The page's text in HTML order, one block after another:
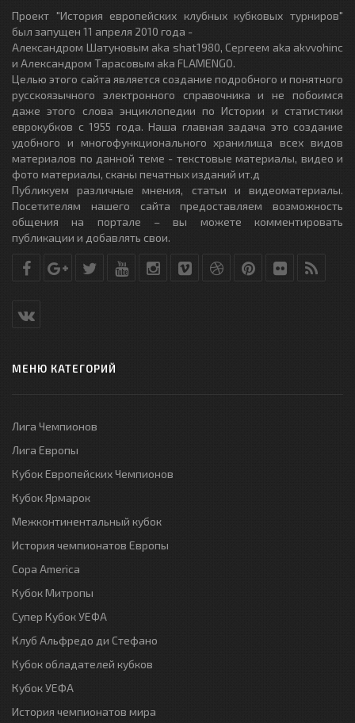
Проект "История европейских клубных кубковых турниров"
был запущен 11 апреля 2010 года -
Александром Шатуновым aka shat1980, Сергеем aka akvvohinc
и Александром Тарасовым aka FLAMENGO.
Целью этого сайта является создание подробного и понятного
русскоязычного электронного справочника и не побоимся
даже этого слова энциклопедии по Истории и статистики
еврокубков с 1955 года. Наша главная задача это создание
удобного и многофункционального хранилища всех видов
материалов по данной теме - текстовые материалы, видео и
фото материалы, сканы печатных изданий ит.д
Публикуем различные мнения, статьи и видеоматериалы.
Посетителям нашего сайта предоставляем возможность
общения на портале – вы можете комментировать
публикации и добавлять свои.
МЕНЮ КАТЕГОРИЙ
Лига Чемпионов
Лига Европы
Кубок Европейских Чемпионов
Кубок Ярмарок
Межконтинентальный кубок
История чемпионатов Европы
Copa America
Кубок Митропы
Супер Кубок УЕФА
Клуб Альфредо ди Стефано
Кубок обладателей кубков
Кубок УЕФА
История чемпионатов мира